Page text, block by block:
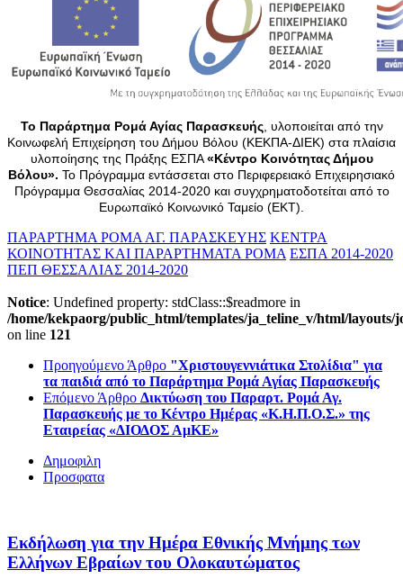
Το Παράρτημα Ρομά Αγίας Παρασκευής, υλοποιείται από την
Κοινωφελή Επιχείρηση του Δήμου Βόλου (ΚΕΚΠΑ-ΔΙΕΚ) στα πλαίσια
υλοποίησης της Πράξης ΕΣΠΑ«Κέντρο Κοινότητας Δήμου
Βόλου». Το Πρόγραμμα εντάσσεται στο Περιφερειακό Επιχειρησιακό
Πρόγραμμα Θεσσαλίας 2014-2020 και συγχρηματοδοτείται από το
Ευρωπαϊκό Κοινωνικό Ταμείο (ΕΚΤ).
ΠΑΡΑΡΤΗΜΑ ΡΟΜΑ ΑΓ. ΠΑΡΑΣΚΕΥΗΣ ΚΕΝΤΡΑ
ΚΟΙΝΟΤΗΤΑΣ ΚΑΙ ΠΑΡΑΡΤΗΜΑΤΑ ΡΟΜΑ ΕΣΠΑ 2014-2020
ΠΕΠ ΘΕΣΣΑΛΙΑΣ 2014-2020
Notice: Undefined property: stdClass::$readmore in
/home/kekpaorg/public_html/templates/ja_teline_v/html/layouts/
on line 121
Προηγούμενο Άρθρο "Xριστουγεννιάτικα Στολίδια" για
τα παιδιά από το Παράρτημα Ρομά Αγίας Παρασκευής
Επόμενο Άρθρο Δικτύωση του Παραρτ. Ρομά Αγ.
Παρασκευής με το Κέντρο Ημέρας «Κ.Η.Π.Ο.Σ.» της
Εταιρείας «ΔΙΟΔΟΣ ΑμΚΕ»
Δημοφιλη
Προσφατα
Εκδήλωση για την Ημέρα Εθνικής Μνήμης των
Ελλήνων Εβραίων του Ολοκαυτώματος